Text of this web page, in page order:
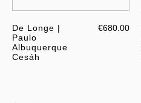
De Longe |
Paulo
Albuquerque
Cesáh
€680.00